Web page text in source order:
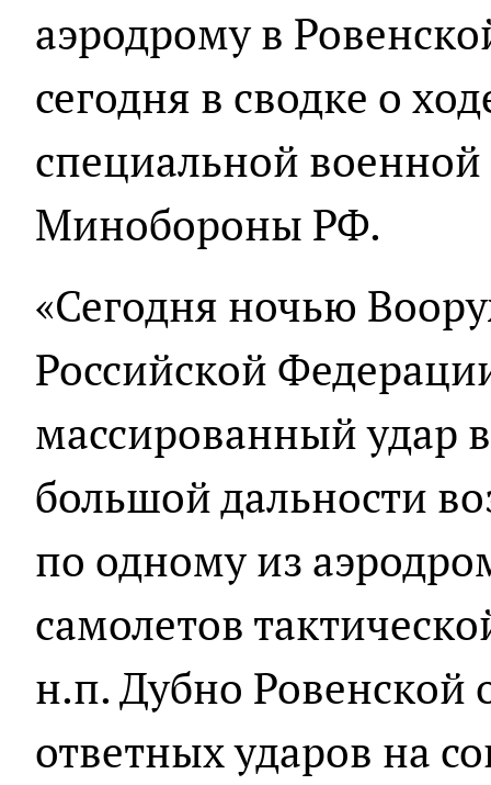
аэродрому в
сегодня в сводке о
специальной
Минобороны РФ.
«Сегодня ночью
Российской
массированный удар
большой дальности
по одному из
самолетов
н.п. Дубно Ровенской
ответных ударов на